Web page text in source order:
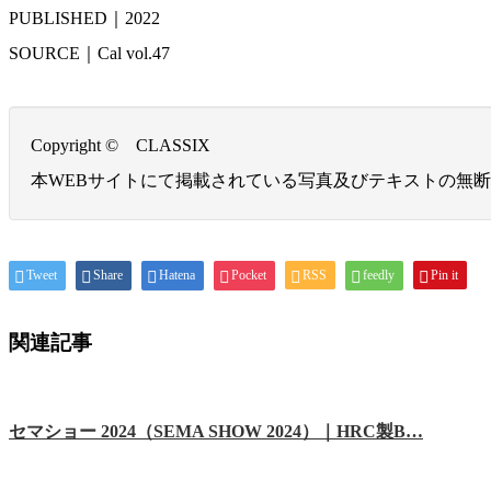
PUBLISHED｜2022
SOURCE｜Cal vol.47
Copyright © CLASSIX
本WEBサイトにて掲載されている写真及びテキストの無断
Tweet Share Hatena Pocket RSS feedly Pin it
関連記事
セマショー 2024（SEMA SHOW 2024）｜HRC製B…